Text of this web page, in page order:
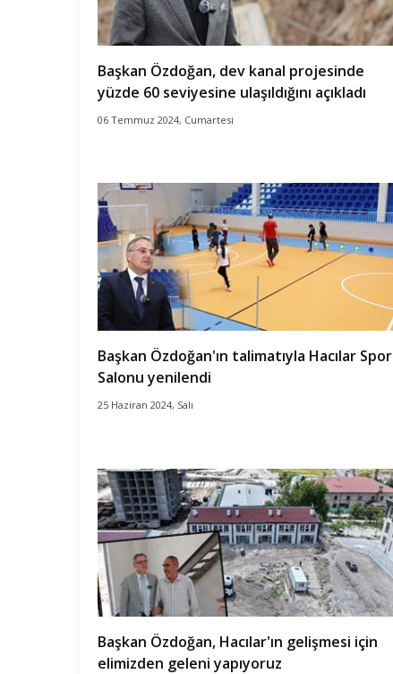
Başkan Özdoğan, dev kanal projesinde
yüzde 60 seviyesine ulaşıldığını açıkladı
06 Temmuz 2024, Cumartesi
Başkan Özdoğan'ın talimatıyla Hacılar Spor
Salonu yenilendi
25 Haziran 2024, Salı
Başkan Özdoğan, Hacılar'ın gelişmesi için
elimizden geleni yapıyoruz